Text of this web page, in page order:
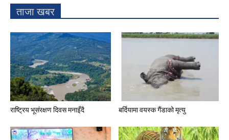
ताजा खबर
राष्ट्रिय भूसंरक्षण दिवस मनाइँदै बर्दियामा वयस्क गैंडाको मृत्यु